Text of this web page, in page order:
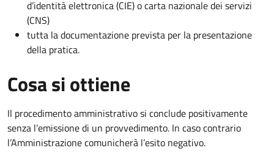
d’identità elettronica (CIE) o carta nazionale dei servizi
(CNS)
tutta la documentazione prevista per la presentazione
della pratica.
Cosa si ottiene
Il procedimento amministrativo si conclude positivamente
senza l’emissione di un provvedimento. In caso contrario
l’Amministrazione comunicherà l’esito negativo.